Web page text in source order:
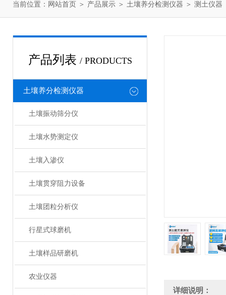
当前位置： 网站首页 ＞ 产品展示 ＞ 土壤养分检测仪器 ＞ 测土仪器
产品列表 / PRODUCTS
土壤养分检测仪器
土壤振动筛分仪
土壤水势测定仪
土壤入渗仪
土壤贯穿阻力设备
土壤团粒分析仪
行星式球磨机
土壤样品研磨机
农业仪器
详细说明：